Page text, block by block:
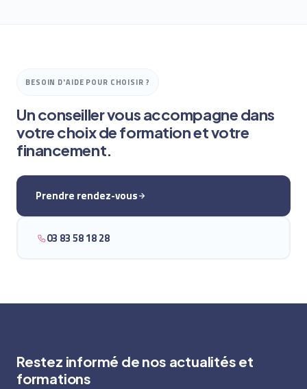
BESOIN D'AIDE POUR CHOISIR ?
Un conseiller vous accompagne dans
votre choix de formation et votre
financement.
Prendre rendez-vous
03 83 58 18 28
Restez informé de nos actualités et
formations